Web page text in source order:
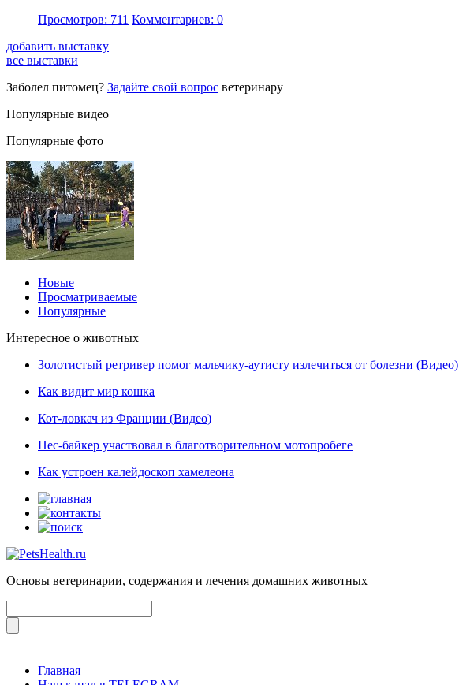
Просмотров: 711 Комментариев: 0
добавить выставку
все выставки
Заболел питомец? Задайте свой вопрос ветеринару
Популярные видео
Популярные фото
Новые
Просматриваемые
Популярные
Интересное о животных
Золотистый ретривер помог мальчику-аутисту излечиться от болезни (Видео)
Как видит мир кошка
Кот-ловкач из Франции (Видео)
Пес-байкер участвовал в благотворительном мотопробеге
Как устроен калейдоскоп хамелеона
Основы ветеринарии, содержания и лечения домашних животных
Главная